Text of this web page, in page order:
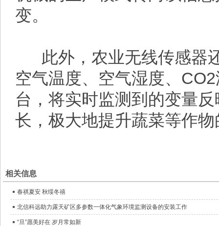
变。
此外，农业无线传感器
空气温度、空气湿度、
台，将实时监测到的变量
长，极大地提升蔬菜等作
相关信息
春祺夏安 秋绥冬禧
北信科远助力露天矿区多参数一体化气象环境监测设备的安装工作
“旦”愿美好在 岁月常如新